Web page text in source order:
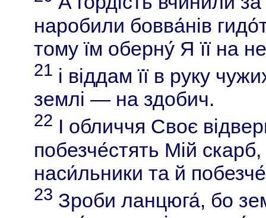
наробили бовва́нів
тому їм оберну́ Я її на
21 і віддам її в руку
землі — на здобич.
22 І обличчя Своє
побезче́стять Мій скарб,
наси́льники та й
23 Зроби ланцюга́, бо